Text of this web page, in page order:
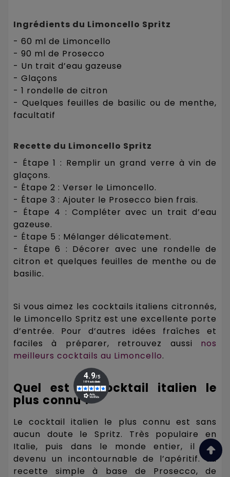
Ingrédients du Limoncello Spritz
- 60 ml de Limoncello
- 90 ml de Prosecco
- Un trait d’eau gazeuse
- Glaçons
- 1 rondelle de citron
- Quelques feuilles de basilic ou de menthe,
facultatif
Recette du Limoncello Spritz
- Étape 1 : Remplir un grand verre à vin de
glaçons.
- Étape 2 : Verser le Limoncello.
- Étape 3 : Ajouter le Prosecco bien frais.
- Étape 4 : Compléter avec un trait d’eau
gazeuse.
- Étape 5 : Mélanger délicatement.
- Étape 6 : Décorer avec une rondelle de
citron et quelques feuilles de menthe ou de
basilic.
Si vous aimez les cocktails italiens citronnés,
le Limoncello Spritz est une excellente porte
d’entrée. Pour d’autres idées fraîches et
faciles à préparer, retrouvez aussi nos
meilleurs cocktails au Limoncello.
Quel est le cocktail italien le
plus connu ?
Le cocktail italien le plus connu est sans
aucun doute le Spritz. Très populaire en
Italie, puis dans le monde entier, il est
devenu un incontournable de l’apéritif. Sa
recette simple à base de Prosecco, de